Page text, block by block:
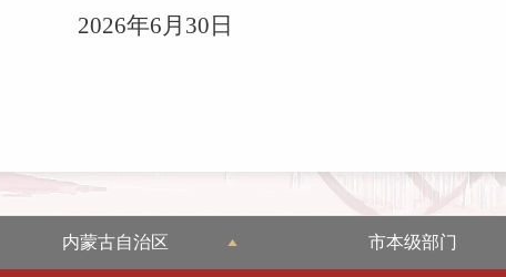
年6月 30 日
内蒙古自治区 市本级部门